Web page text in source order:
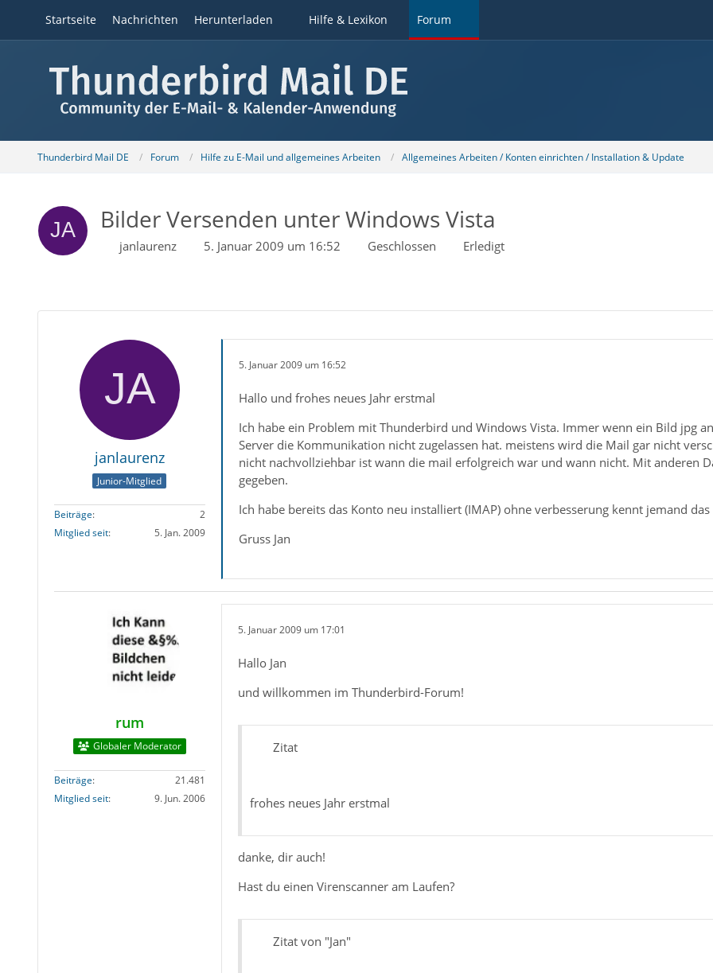
Startseite Nachrichten Herunterladen Hilfe & Lexikon Forum
Thunderbird Mail DE Forum Hilfe zu E-Mail und allgemeines Arbeiten Allgemeines Arbeiten / Konten einrichten / Installation & Update
Bilder Versenden unter Windows Vista
janlaurenz 5. Januar 2009 um 16:52 Geschlossen Erledigt
janlaurenz
Junior-Mitglied
Beiträge
2
Mitglied seit
5. Jan. 2009
5. Januar 2009 um 16:52
Hallo und frohes neues Jahr erstmal
Ich habe ein Problem mit Thunderbird und Windows Vista. Immer wenn ein Bild jpg
Server die Kommunikation nicht zugelassen hat. meistens wird die Mail gar nicht
nicht nachvollziehbar ist wann die mail erfolgreich war und wann nicht. Mit anderen
gegeben.
Ich habe bereits das Konto neu installiert (IMAP) ohne verbesserung kennt jemand das
Gruss Jan
rum
Globaler Moderator
Beiträge
21.481
Mitglied seit
9. Jun. 2006
5. Januar 2009 um 17:01
Hallo Jan
und willkommen im Thunderbird-Forum!
Zitat
frohes neues Jahr erstmal
danke, dir auch!
Hast du einen Virenscanner am Laufen?
Zitat von "Jan"